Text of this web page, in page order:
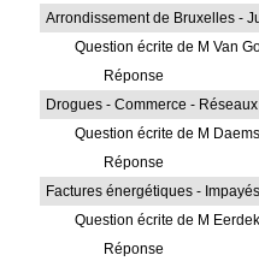
Arrondissement de Bruxelles -
Question écrite de M Van
Réponse
Drogues - Commerce -
Question écrite de M
Réponse
Factures énergétiques -
Question écrite de M
Réponse